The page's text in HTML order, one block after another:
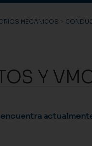
MECÁNICOS >
Y